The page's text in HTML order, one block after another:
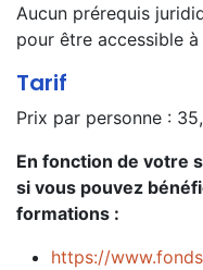
Aucun prérequis
pour être accessible
Tarif
Prix par personne :
En fonction de votre
si vous pouvez
formations :
https://